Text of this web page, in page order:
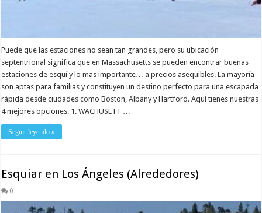
Puede que las estaciones no sean tan grandes, pero su ubicación
septentrional significa que en Massachusetts se pueden encontrar buenas
estaciones de esquí y lo mas importante… a precios asequibles. La mayoría
son aptas para familias y constituyen un destino perfecto para una escapada
rápida desde ciudades como Boston, Albany y Hartford. Aquí tienes nuestras
4 mejores opciones. 1. WACHUSETT …
Seguir leyendo »
Esquiar en Los Ángeles (Alrededores)
0